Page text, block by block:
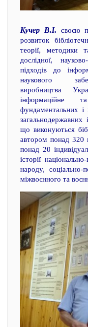
Кучер В.І. своєю
розвиток
теорії, методики
дослідної,
підходів до
наукового
виробництва
інформаційне
фундаментальних і
загальнодержавних
що виконуються
автором понад 320
понад 20
історії
народу, соціально-
міжвоєнного та